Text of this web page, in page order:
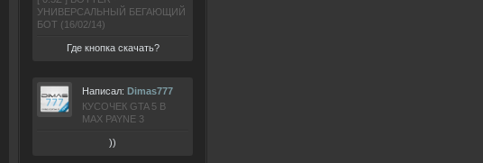
УНИВЕРСАЛЬНЫЙ БЕГАЮЩИЙ
БОТ (16/02/14)
Где кнопка скачать?
Написал: Dimas777
КУСОЧЕК GTA 5 В
MAX PAYNE 3
))